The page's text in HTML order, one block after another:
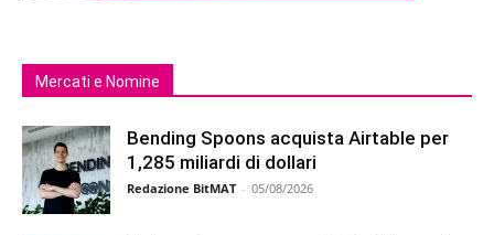
Mercati e Nomine
Bending Spoons acquista Airtable per
1,285 miliardi di dollari
Redazione BitMAT - 05/08/2026